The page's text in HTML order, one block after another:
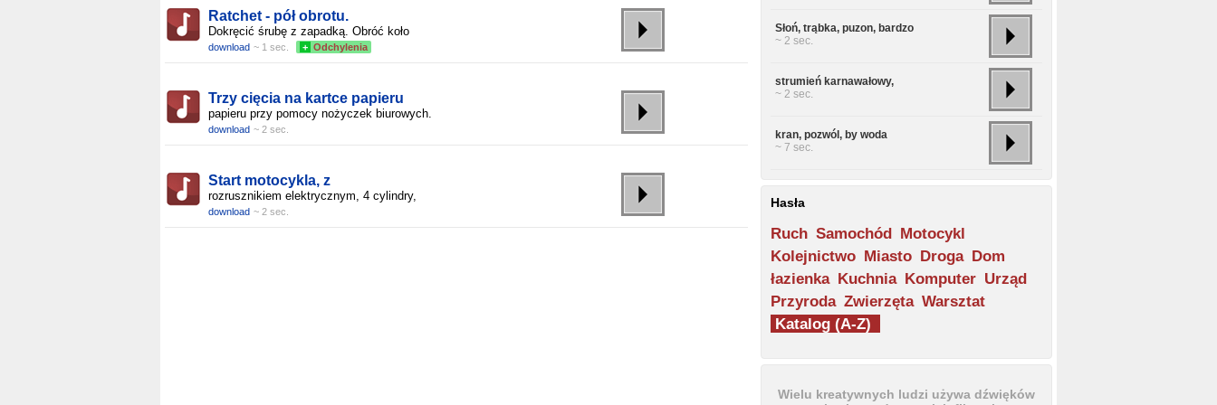
Ratchet - pół obrotu.
Dokręcić śrubę z zapadką. Obróć koło
download ~ 1 sec. + Odchylenia
Trzy cięcia na kartce papieru
papieru przy pomocy nożyczek biurowych.
download ~ 2 sec.
Start motocykla, z
rozrusznikiem elektrycznym, 4 cylindry,
download ~ 2 sec.
Słoń, trąbka, puzon, bardzo
~ 2 sec.
strumień karnawałowy,
~ 2 sec.
kran, pozwól, by woda
~ 7 sec.
Hasła
Ruch Samochód Motocykl
Kolejnictwo Miasto Droga Dom
łazienka Kuchnia Komputer Urząd
Przyroda Zwierzęta Warsztat
Katalog (A-Z)
Wielu kreatywnych ludzi używa dźwięków